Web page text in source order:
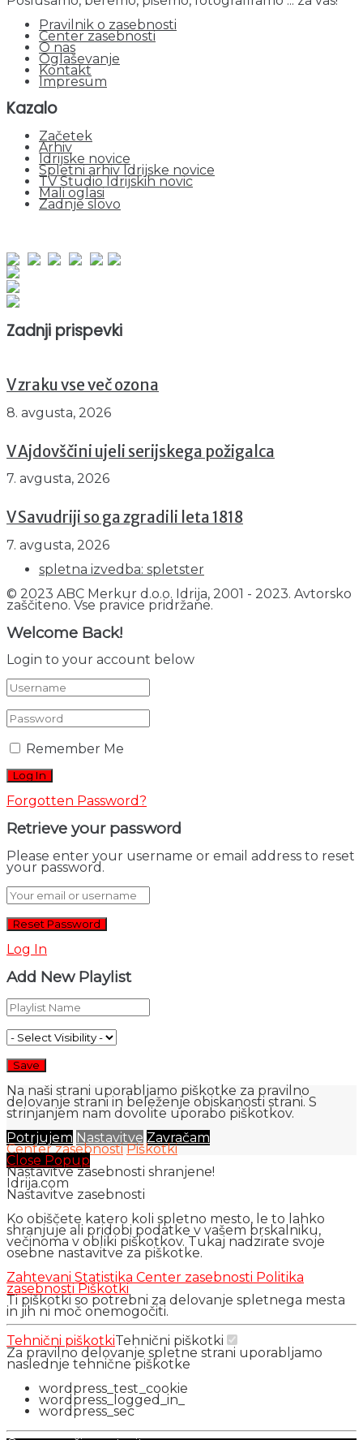
Pravilnik o zasebnosti
Center zasebnosti
O nas
Oglaševanje
Kontakt
Impresum
Kazalo
Začetek
Arhiv
Idrijske novice
Spletni arhiv Idrijske novice
TV Studio Idrijskih novic
Mali oglasi
Zadnje slovo
Zadnji prispevki
V zraku vse več ozona
8. avgusta, 2026
V Ajdovščini ujeli serijskega požigalca
7. avgusta, 2026
V Savudriji so ga zgradili leta 1818
7. avgusta, 2026
spletna izvedba: spletster
© 2023 ABC Merkur d.o.o. Idrija, 2001 - 2023. Avtorsko
zaščiteno. Vse pravice pridržane.
Welcome Back!
Login to your account below
Remember Me
Forgotten Password?
Retrieve your password
Please enter your username or email address to reset
your password.
Log In
Add New Playlist
Na naši strani uporabljamo piškotke za pravilno
delovanje strani in beleženje obiskanosti strani. S
strinjanjem nam dovolite uporabo piškotkov.
Potrjujem Nastavitve Zavračam
Center zasebnosti Piškotki
Close Popup
Nastavitve zasebnosti shranjene!
Idrija.com
Nastavitve zasebnosti
Ko obiščete katero koli spletno mesto, le to lahko
shranjuje ali pridobi podatke v vašem brskalniku,
večinoma v obliki piškotkov. Tukaj nadzirate svoje
osebne nastavitve za piškotke.
Zahtevani Statistika Center zasebnosti Politika
zasebnosti Piškotki
Ti piškotki so potrebni za delovanje spletnega mesta
in jih ni moč onemogočiti.
Tehnični piškotkiTehnični piškotki
Za pravilno delovanje spletne strani uporabljamo
naslednje tehnične piškotke
wordpress_test_cookie
wordpress_logged_in_
wordpress_sec